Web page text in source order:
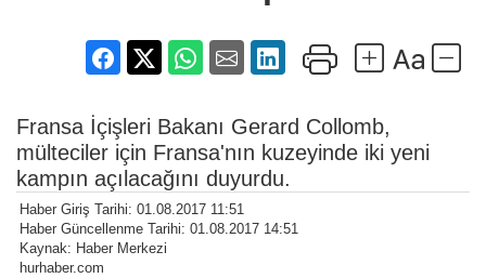
Fransa İçişleri Bakanı Gerard Collomb,
mülteciler için Fransa'nın kuzeyinde iki yeni
kampın açılacağını duyurdu.
Haber Giriş Tarihi: 01.08.2017 11:51
Haber Güncellenme Tarihi: 01.08.2017 14:51
Kaynak: Haber Merkezi
hurhaber.com